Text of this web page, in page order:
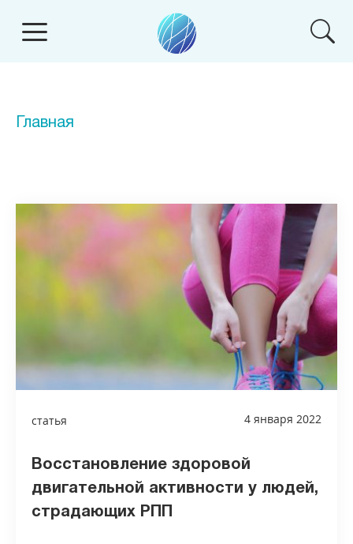
Главная
статья 4 января 2022
Восстановление здоровой
двигательной активности у людей,
страдающих РПП